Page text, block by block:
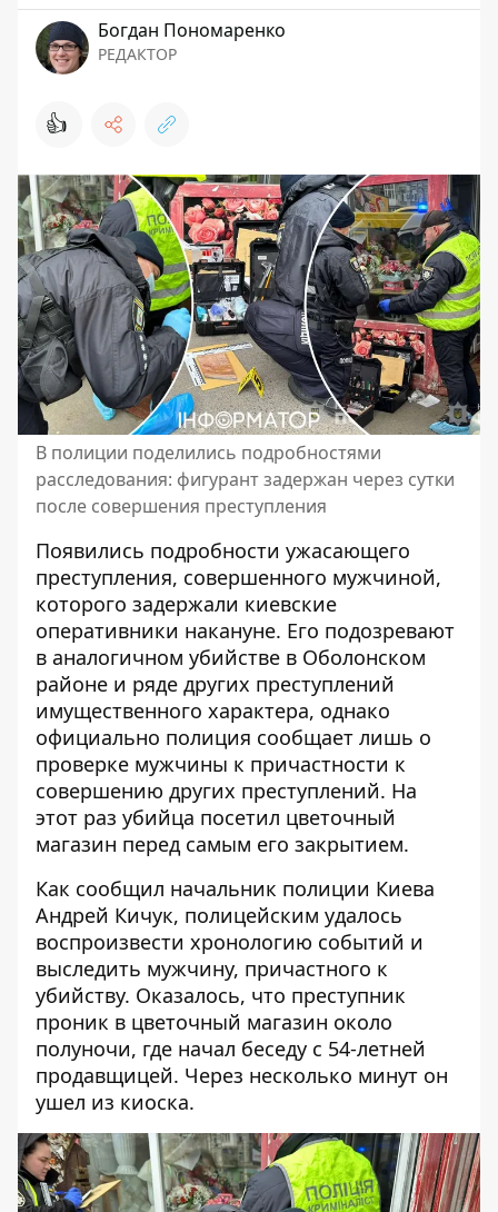
Богдан Пономаренко
РЕДАКТОР
👍
В полиции поделились подробностями
расследования: фигурант задержан через сутки
после совершения преступления
Появились подробности ужасающего
преступления, совершенного мужчиной,
которого задержали киевские
оперативники накануне. Его подозревают
в аналогичном убийстве в Оболонском
районе и ряде других преступлений
имущественного характера, однако
официально полиция сообщает лишь о
проверке мужчины к причастности к
совершению других преступлений. На
этот раз убийца посетил цветочный
магазин перед самым его закрытием.
Как сообщил начальник полиции Киева
Андрей Кичук, полицейским удалось
воспроизвести хронологию событий и
выследить мужчину, причастного к
убийству. Оказалось, что преступник
проник в цветочный магазин около
полуночи, где начал беседу с 54-летней
продавщицей. Через несколько минут он
ушел из киоска.